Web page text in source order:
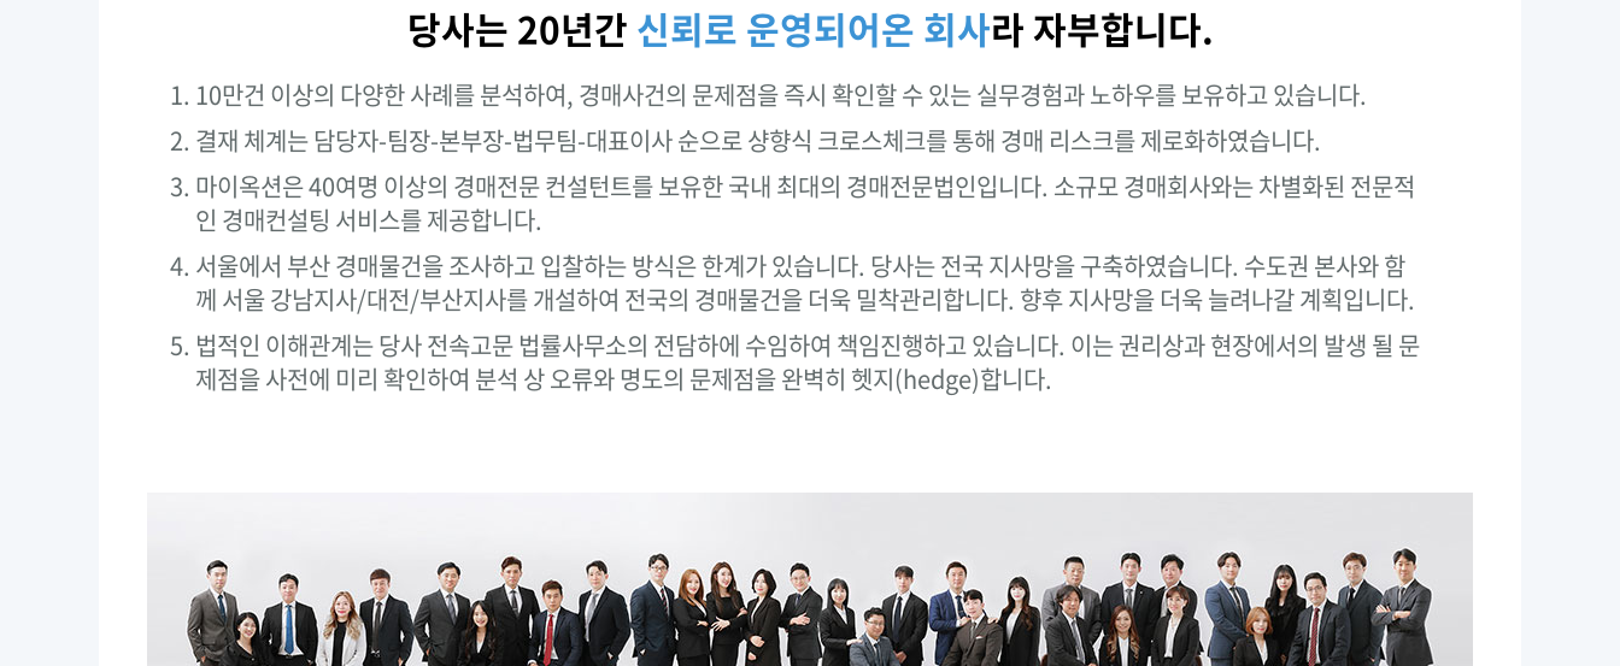
당사는 20년간 신뢰로 운영되어온 회사라 자부합니다.
10만건 이상의 다양한 사례를 분석하여, 경매사건의 문제점을 즉시 확인할 수 있는 실무경험과 노하우를 보유하고 있습니다.
결재 체계는 담당자-팀장-본부장-법무팀-대표이사 순으로 샹향식 크로스체크를 통해 경매 리스크를 제로화하였습니다.
마이옥션은 40여명 이상의 경매전문 컨설턴트를 보유한 국내 최대의 경매전문법인입니다. 소규모 경매회사와는 차별화된 전문적
인 경매컨설팅 서비스를 제공합니다.
서울에서 부산 경매물건을 조사하고 입찰하는 방식은 한계가 있습니다. 당사는 전국 지사망을 구축하였습니다. 수도권 본사와 함
께 서울 강남지사/대전/부산지사를 개설하여 전국의 경매물건을 더욱 밀착관리합니다. 향후 지사망을 더욱 늘려나갈 계획입니다.
법적인 이해관계는 당사 전속고문 법률사무소의 전담하에 수임하여 책임진행하고 있습니다. 이는 권리상과 현장에서의 발생 될 문
제점을 사전에 미리 확인하여 분석 상 오류와 명도의 문제점을 완벽히 헷지(hedge)합니다.